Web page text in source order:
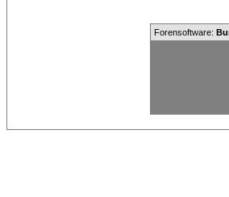
Forensoftware: